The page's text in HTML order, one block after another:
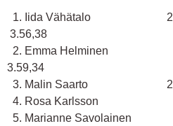
1. Iida Vähätalo
3.56,38
2. Emma Helminen
3.59,34
3. Malin Saarto
4. Rosa Karlsson
5. Marianne